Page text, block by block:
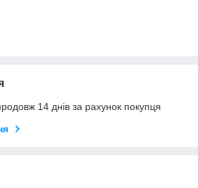
14 днів за рахунок покупця